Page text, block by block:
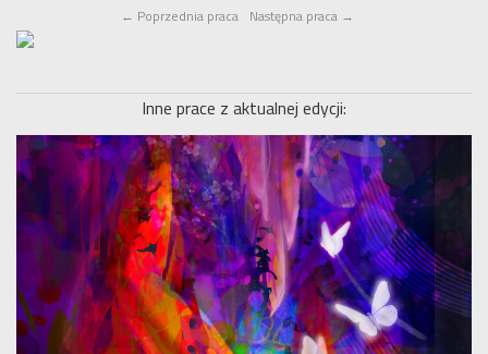
← Poprzednia praca Następna praca →
Inne prace z aktualnej edycji: